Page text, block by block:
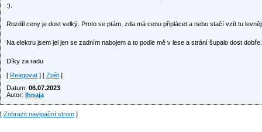
:).
Rozdíl ceny je dost velký. Proto se ptám, zda má cenu připlácet a nebo stačí vzít tu
Na elektru jsem jel jen se zadním nabojem a to podle mě v lese a strání šupalo dost dobře.
Díky za radu
[ Reagovat ] [ Zpět ]
Datum: 06.07.2023
Autor: Ihnaja
[ Zobrazit navigační strom ]